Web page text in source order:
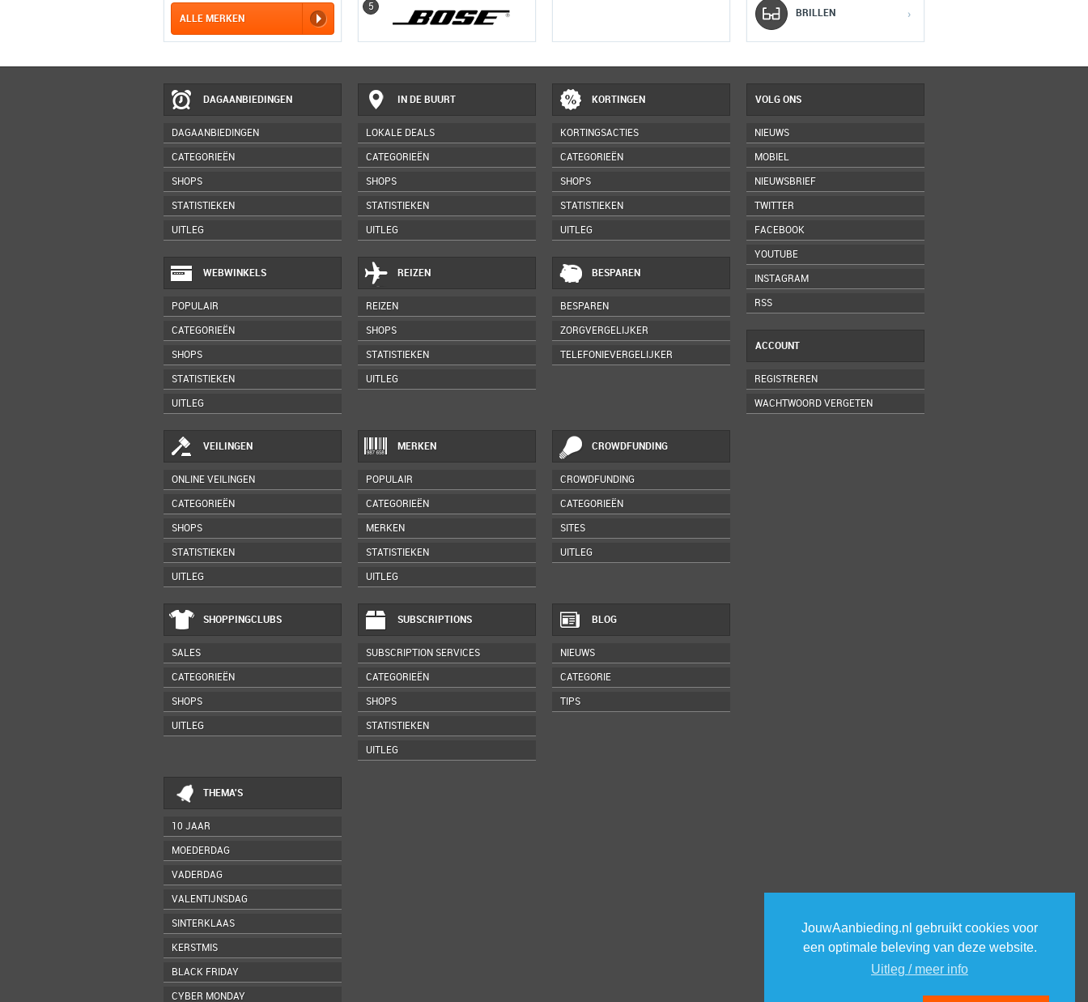
JouwAanbieding.nl gebruikt cookies voor
een optimale beleving van deze website.
Uitleg / meer info
ALLE MERKEN
5
BRILLEN ›
DAGAANBIEDINGEN
DAGAANBIEDINGEN
CATEGORIEËN
SHOPS
STATISTIEKEN
UITLEG
IN DE BUURT
LOKALE DEALS
CATEGORIEËN
SHOPS
STATISTIEKEN
UITLEG
KORTINGEN
KORTINGSACTIES
CATEGORIEËN
SHOPS
STATISTIEKEN
UITLEG
WEBWINKELS
POPULAIR
CATEGORIEËN
SHOPS
STATISTIEKEN
UITLEG
REIZEN
REIZEN
SHOPS
STATISTIEKEN
UITLEG
BESPAREN
BESPAREN
ZORGVERGELIJKER
TELEFONIEVERGELIJKER
VEILINGEN
ONLINE VEILINGEN
CATEGORIEËN
SHOPS
STATISTIEKEN
UITLEG
MERKEN
POPULAIR
CATEGORIEËN
MERKEN
STATISTIEKEN
UITLEG
CROWDFUNDING
CROWDFUNDING
CATEGORIEËN
SITES
UITLEG
SHOPPINGCLUBS
SALES
CATEGORIEËN
SHOPS
UITLEG
SUBSCRIPTIONS
SUBSCRIPTION SERVICES
CATEGORIEËN
SHOPS
STATISTIEKEN
UITLEG
BLOG
NIEUWS
CATEGORIE
TIPS
THEMA'S
10 JAAR
MOEDERDAG
VADERDAG
VALENTIJNSDAG
SINTERKLAAS
KERSTMIS
BLACK FRIDAY
CYBER MONDAY
VOLG ONS
NIEUWS
MOBIEL
NIEUWSBRIEF
TWITTER
FACEBOOK
YOUTUBE
INSTAGRAM
RSS
ACCOUNT
REGISTREREN
WACHTWOORD VERGETEN